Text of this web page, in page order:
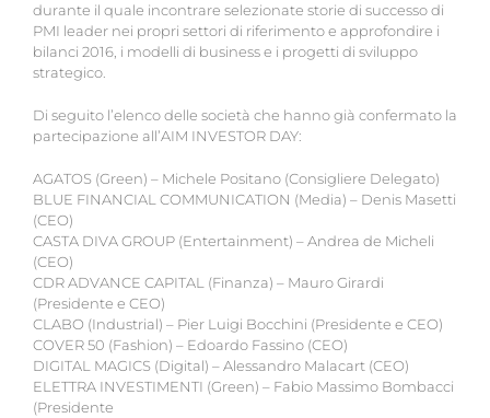
durante il quale incontrare selezionate storie di successo di
PMI leader nei propri settori di riferimento e approfondire i
bilanci 2016, i modelli di business e i progetti di sviluppo
strategico.
Di seguito l’elenco delle società che hanno già confermato la
partecipazione all’AIM INVESTOR DAY:
AGATOS (Green) – Michele Positano (Consigliere Delegato)
BLUE FINANCIAL COMMUNICATION (Media) – Denis Masetti
(CEO)
CASTA DIVA GROUP (Entertainment) – Andrea de Micheli
(CEO)
CDR ADVANCE CAPITAL (Finanza) – Mauro Girardi
(Presidente e CEO)
CLABO (Industrial) – Pier Luigi Bocchini (Presidente e CEO)
COVER 50 (Fashion) – Edoardo Fassino (CEO)
DIGITAL MAGICS (Digital) – Alessandro Malacart (CEO)
ELETTRA INVESTIMENTI (Green) – Fabio Massimo Bombacci
(Presidente